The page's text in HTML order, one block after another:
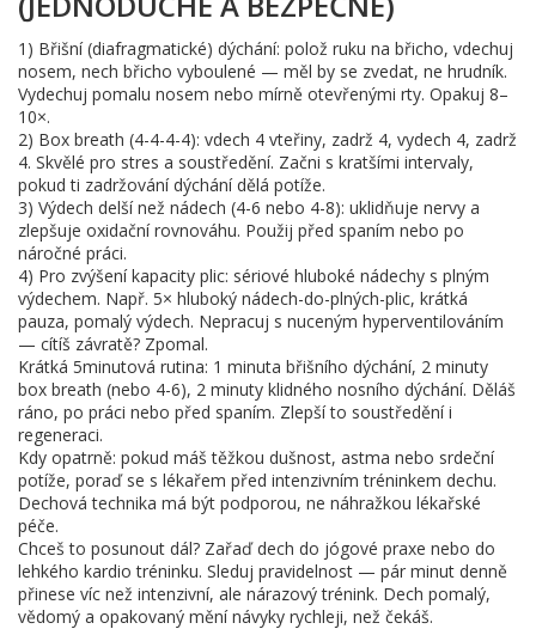
1) Břišní (diafragmatické) dýchání: polož ruku na břicho, vdechuj
nosem, nech břicho vyboulené — měl by se zvedat, ne hrudník.
Vydechuj pomalu nosem nebo mírně otevřenými rty. Opakuj 8–
10×.
2) Box breath (4-4-4-4): vdech 4 vteřiny, zadrž 4, vydech 4, zadrž
4. Skvělé pro stres a soustředění. Začni s kratšími intervaly,
pokud ti zadržování dýchání dělá potíže.
3) Výdech delší než nádech (4-6 nebo 4-8): uklidňuje nervy a
zlepšuje oxidační rovnováhu. Použij před spaním nebo po
náročné práci.
4) Pro zvýšení kapacity plic: sériové hluboké nádechy s plným
výdechem. Např. 5× hluboký nádech-do-plných-plic, krátká
pauza, pomalý výdech. Nepracuj s nuceným hyperventilováním
— cítíš závratě? Zpomal.
Krátká 5minutová rutina: 1 minuta břišního dýchání, 2 minuty
box breath (nebo 4-6), 2 minuty klidného nosního dýchání. Děláš
ráno, po práci nebo před spaním. Zlepší to soustředění i
regeneraci.
Kdy opatrně: pokud máš těžkou dušnost, astma nebo srdeční
potíže, poraď se s lékařem před intenzivním tréninkem dechu.
Dechová technika má být podporou, ne náhražkou lékařské
péče.
Chceš to posunout dál? Zařaď dech do jógové praxe nebo do
lehkého kardio tréninku. Sleduj pravidelnost — pár minut denně
přinese víc než intenzivní, ale nárazový trénink. Dech pomalý,
vědomý a opakovaný mění návyky rychleji, než čekáš.